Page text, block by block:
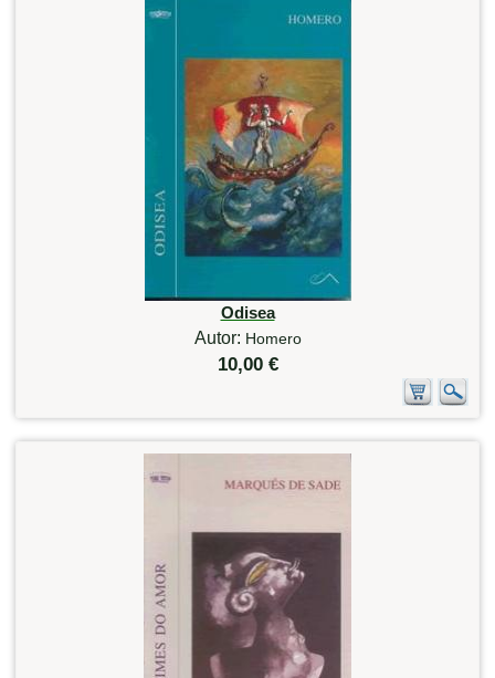
Odisea
Autor: Homero
10,00 €